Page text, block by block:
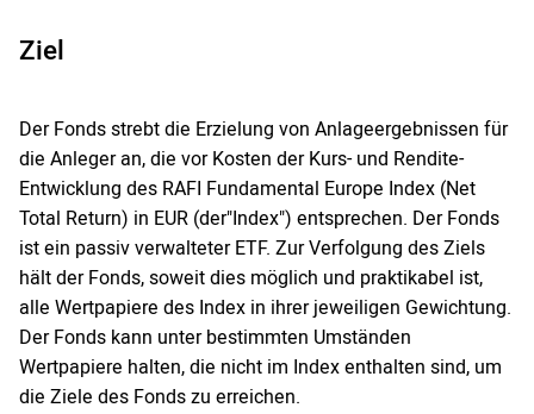
Ziel
Der Fonds strebt die Erzielung von Anlageergebnissen für
die Anleger an, die vor Kosten der Kurs- und Rendite-
Entwicklung des RAFI Fundamental Europe Index (Net
Total Return) in EUR (der"Index") entsprechen. Der Fonds
ist ein passiv verwalteter ETF. Zur Verfolgung des Ziels
hält der Fonds, soweit dies möglich und praktikabel ist,
alle Wertpapiere des Index in ihrer jeweiligen Gewichtung.
Der Fonds kann unter bestimmten Umständen
Wertpapiere halten, die nicht im Index enthalten sind, um
die Ziele des Fonds zu erreichen.